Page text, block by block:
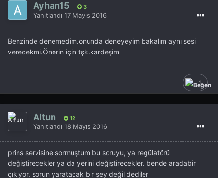
Ayhan15 3
Yanıtlandı 17 Mayıs 2016
Benzinde denemedim.onunda deneyeyim bakalım aynı sesi
verecekmi.Önerin için tşk.kardeşim
1
Altun 12
Yanıtlandı 18 Mayıs 2016
prins servisine sormuştum bu soruyu, ya regülatörü
değiştirecekler ya da yerini değiştirecekler. bende aradabir
çıkıyor. sorun yaratacak bir şey değil dediler